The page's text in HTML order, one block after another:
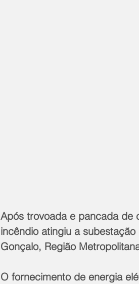
Após trovoada e pancada de
incêndio atingiu a subestação
Gonçalo, Região
O fornecimento de energia